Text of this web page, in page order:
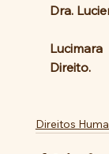
Dra.
Direito.
Direitos